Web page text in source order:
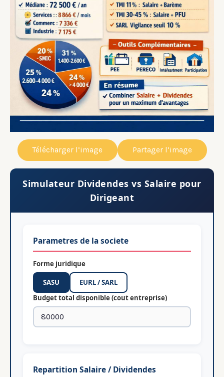
Télécharger l’image Partager l’image
Simulateur Dividendes vs Salaire pour
Dirigeant
Parametres de la societe
Forme juridique
SASU
EURL / SARL
Budget total disponible (cout entreprise)
Repartition Salaire / Dividendes